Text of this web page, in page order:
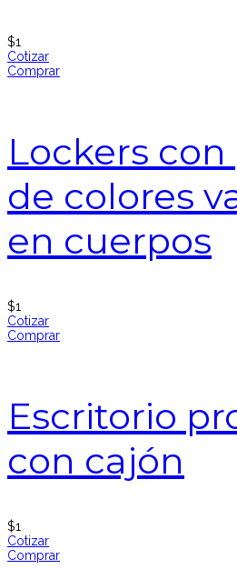
$1
Cotizar
Comprar
Lockers
de colores
en cuerpos
$1
Cotizar
Comprar
Escritorio
con cajón
$1
Cotizar
Comprar